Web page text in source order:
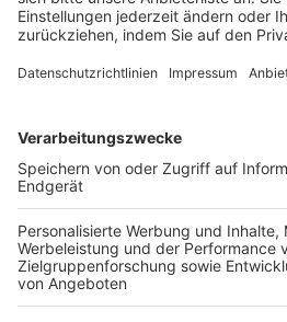
FOLGE DEM BFV
TOP-VEREINE
TOP-PARTNER